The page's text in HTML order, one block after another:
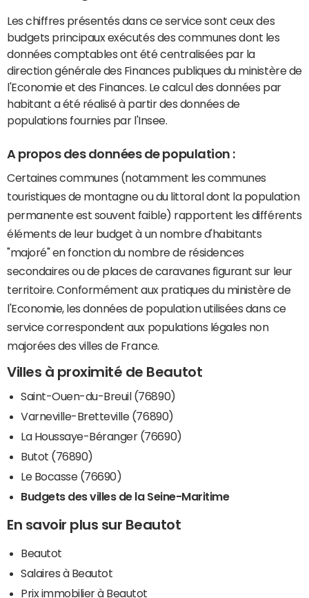
Les chiffres présentés dans ce service sont ceux des
budgets principaux exécutés des communes dont les
données comptables ont été centralisées par la
direction générale des Finances publiques du ministère de
l'Economie et des Finances. Le calcul des données par
habitant a été réalisé à partir des données de
populations fournies par l'Insee.
A propos des données de population :
Certaines communes (notamment les communes
touristiques de montagne ou du littoral dont la population
permanente est souvent faible) rapportent les différents
éléments de leur budget à un nombre d'habitants
"majoré" en fonction du nombre de résidences
secondaires ou de places de caravanes figurant sur leur
territoire. Conformément aux pratiques du ministère de
l'Economie, les données de population utilisées dans ce
service correspondent aux populations légales non
majorées des villes de France.
Villes à proximité de Beautot
Saint-Ouen-du-Breuil (76890)
Varneville-Bretteville (76890)
La Houssaye-Béranger (76690)
Butot (76890)
Le Bocasse (76690)
Budgets des villes de la Seine-Maritime
En savoir plus sur Beautot
Beautot
Salaires à Beautot
Prix immobilier à Beautot